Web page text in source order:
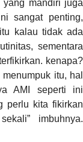
mandiri juga
sangat penting,
kalau tidak ada
sementara
kenapa?
itu, hal
AMI seperti ini
perlu kita fikirkan
imbuhnya.